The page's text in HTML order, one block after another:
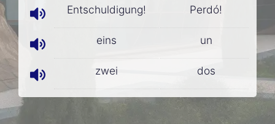
Entschuldigung! Perdó!
eins un
zwei dos